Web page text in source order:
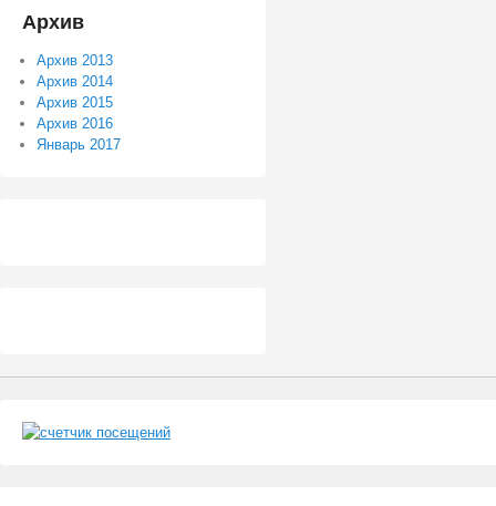
Архив
Архив 2013
Архив 2014
Архив 2015
Архив 2016
Январь 2017